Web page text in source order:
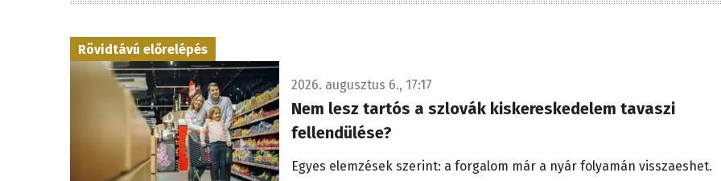
Rövidtávú előrelépés
2026. augusztus 6., 17:17
Nem lesz tartós a szlovák kiskereskedelem tavaszi
fellendülése?
Egyes elemzések szerint: a forgalom már a nyár folyamán visszaeshet.